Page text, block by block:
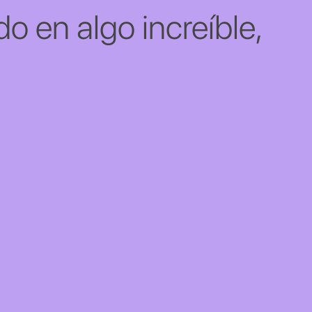
en algo increíble,